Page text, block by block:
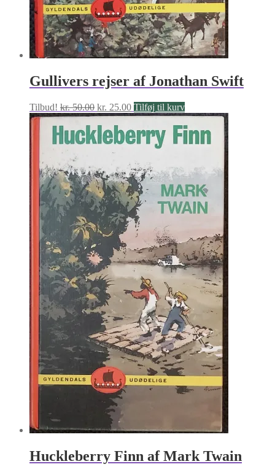
Gullivers rejser af Jonathan Swift
Tilbud! kr.50.00 Den
oprindelige
pris
var:
kr. 50.00.
kr. 25.00Den
aktuelle
pris
er:
kr. 25.00.
Tilføj til kurv
Huckleberry Finn af Mark Twain